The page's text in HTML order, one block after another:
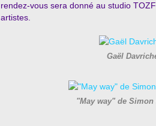
rendez-vous sera donné au studio
artistes.
Gaël
"May way" de Simon